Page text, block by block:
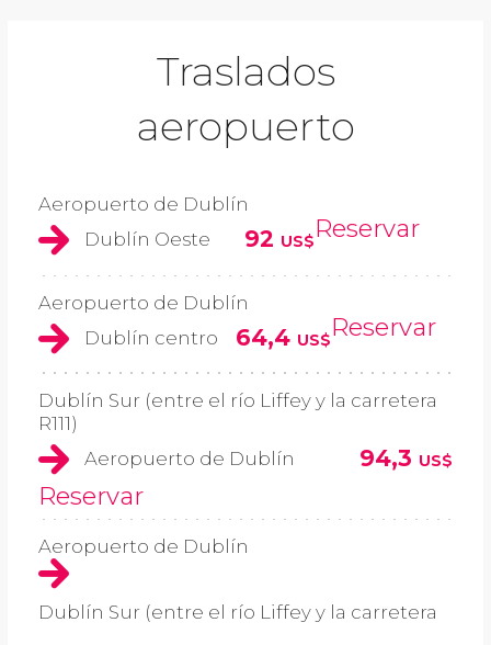
Traslados
aeropuerto
Aeropuerto de Dublín
Dublín Oeste
92 US$Reservar
Aeropuerto de Dublín
Dublín centro
64,4 US$Reservar
Dublín Sur (entre el río Liffey y la carretera
R111)
Aeropuerto de Dublín
94,3 US$
Reservar
Aeropuerto de Dublín
Dublín Sur (entre el río Liffey y la carretera